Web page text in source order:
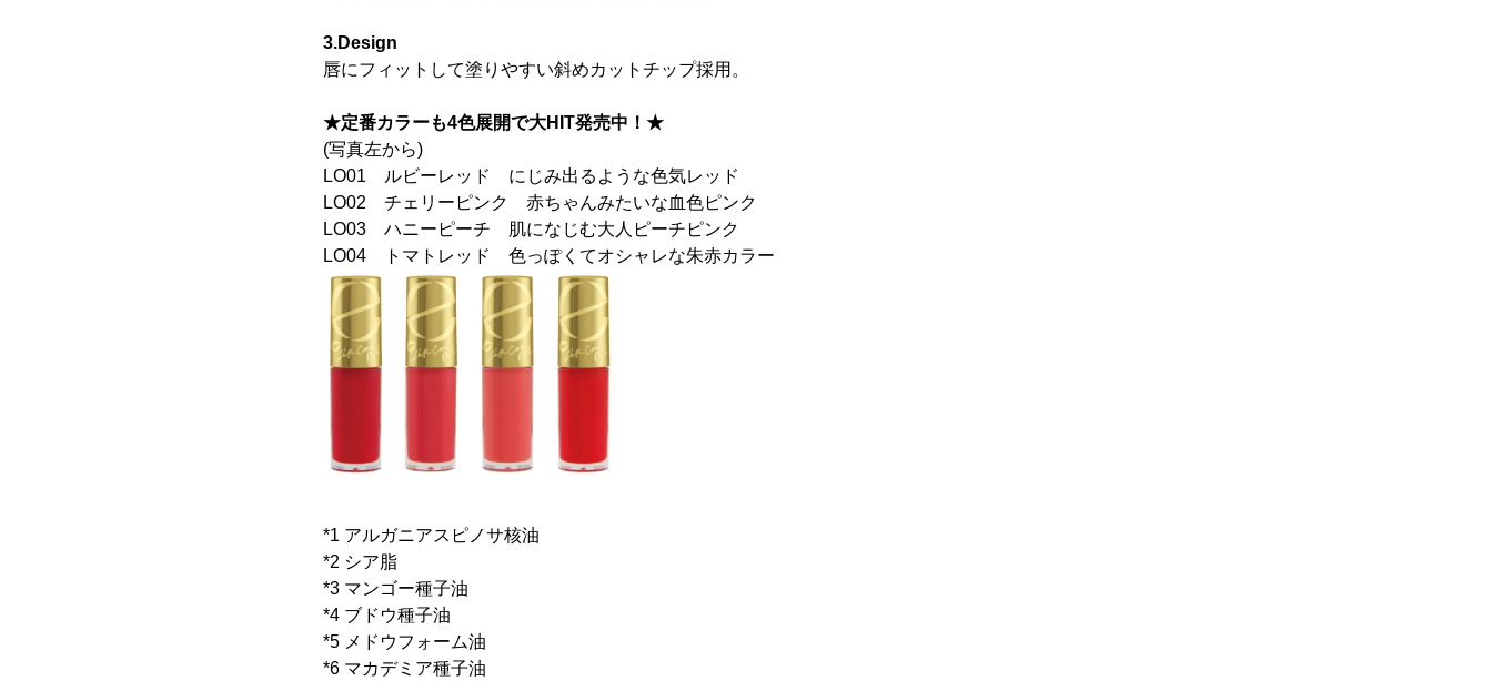
3.Design
唇にフィットして塗りやすい斜めカットチップ採用。
★定番カラーも4色展開で大HIT発売中！★
(写真左から)
LO01 ルビーレッド にじみ出るような色気レッド
LO02 チェリーピンク 赤ちゃんみたいな血色ピンク
LO03 ハニーピーチ 肌になじむ大人ピーチピンク
LO04 トマトレッド 色っぽくてオシャレな朱赤カラー
*1 アルガニアスピノサ核油
*2 シア脂
*3 マンゴー種子油
*4 ブドウ種子油
*5 メドウフォーム油
*6 マカデミア種子油